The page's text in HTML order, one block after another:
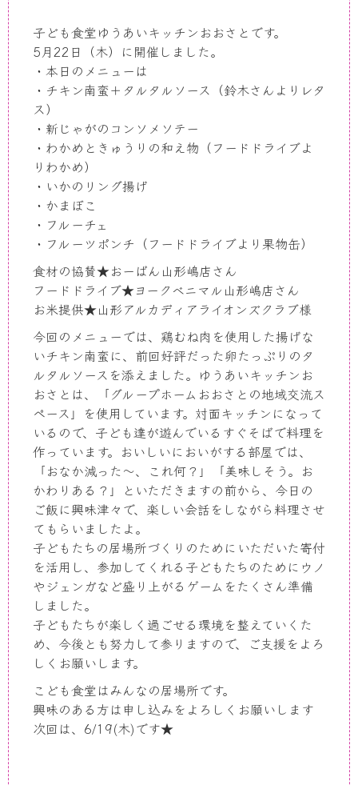
子ども食堂ゆうあいキッチンおおさとです。
5月22日（木）に開催しました。
・本日のメニューは
・チキン南蛮＋タルタルソース（鈴木さんよりレタ
ス）
・新じゃがのコンソメソテー
・わかめときゅうりの和え物（フードドライブよ
りわかめ）
・いかのリング揚げ
・かまぼこ
・フルーチェ
・フルーツポンチ（フードドライブより果物缶）
食材の協賛★おーばん山形嶋店さん
フードドライブ★ヨークベニマル山形嶋店さん
お米提供★山形アルカディアライオンズクラブ様
今回のメニューでは、鶏むね肉を使用した揚げな
いチキン南蛮に、前回好評だった卵たっぷりのタ
ルタルソースを添えました。ゆうあいキッチンお
おさとは、「グループホームおおさとの地域交流ス
ペース」を使用しています。対面キッチンになって
いるので、子ども達が遊んでいるすぐそばで料理を
作っています。おいしいにおいがする部屋では、
「おなか減った～、これ何？」「美味しそう。お
かわりある？」といただきますの前から、今日の
ご飯に興味津々で、楽しい会話をしながら料理させ
てもらいましたよ。
子どもたちの居場所づくりのためにいただいた寄付
を活用し、参加してくれる子どもたちのためにウノ
やジェンガなど盛り上がるゲームをたくさん準備
しました。
子どもたちが楽しく過ごせる環境を整えていくた
め、今後とも努力して参りますので、ご支援をよろ
しくお願いします。
こども食堂はみんなの居場所です。
興味のある方は申し込みをよろしくお願いします
次回は、6/19(木)です★